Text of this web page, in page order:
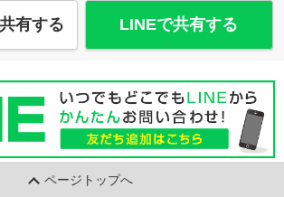
有する LINEで共有する
ページトップへ